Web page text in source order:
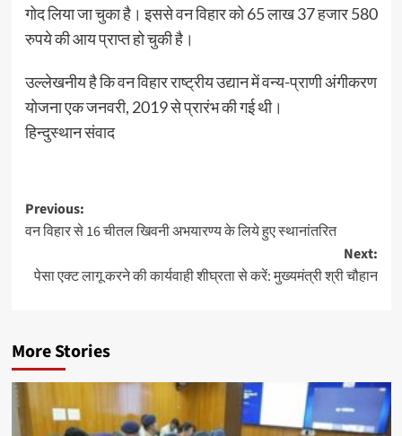
गोद लिया जा चुका है। इससे वन विहार को 65 लाख 37 हजार 580
रुपये की आय प्राप्त हो चुकी है।
उल्लेखनीय है कि वन विहार राष्ट्रीय उद्यान में वन्य-प्राणी अंगीकरण
योजना एक जनवरी, 2019 से प्रारंभ की गई थी।
हिन्दुस्थान संवाद
Post
navigation
Previous:
वन विहार से 16 चीतल खिवनी अभयारण्य के लिये हुए स्थानांतरित
Next:
पेसा एक्ट लागू करने की कार्यवाही शीघ्रता से करें: मुख्यमंत्री श्री चौहान
More Stories